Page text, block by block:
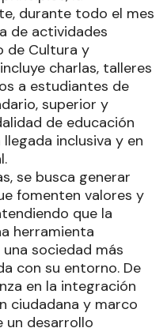
durante todo el mes
de actividades
de Cultura y
charlas, talleres
a estudiantes de
superior y
de educación
inclusiva y en
se busca generar
fomenten valores y
que la
herramienta
sociedad más
con su entorno. De
en la integración
ciudadana y marco
un desarrollo